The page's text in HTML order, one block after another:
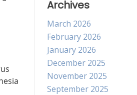
Archives
March 2026
February 2026
January 2026
December 2025
November 2025
September 2025